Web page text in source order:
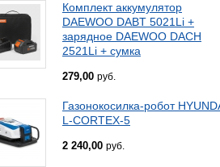
Комплект аккумулятор
DAEWOO DABT 5021Li +
зарядное DAEWOO DACH
2521Li + сумка
279,00 руб.
Газонокосилка-робот
L-CORTEX-5
2 240,00 руб.